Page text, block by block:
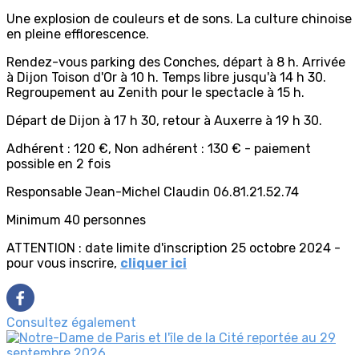
Une explosion de couleurs et de sons. La culture chinoise
en pleine efflorescence.
Rendez-vous parking des Conches, départ à 8 h. Arrivée
à Dijon Toison d'Or à 10 h. Temps libre jusqu'à 14 h 30.
Regroupement au Zenith pour le spectacle à 15 h.
Départ de Dijon à 17 h 30, retour à Auxerre à 19 h 30.
Adhérent : 120 €, Non adhérent : 130 € - paiement
possible en 2 fois
Responsable Jean-Michel Claudin 06.81.21.52.74
Minimum 40 personnes
ATTENTION : date limite d'inscription 25 octobre 2024 -
pour vous inscrire, cliquer ici
Consultez également